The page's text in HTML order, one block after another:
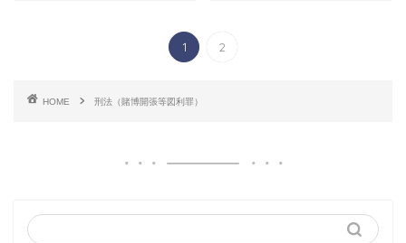
1 2
HOME 刑法（賭博開張等図利罪）